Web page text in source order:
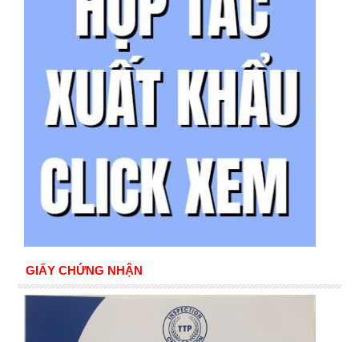
GIẤY CHỨNG NHẬN